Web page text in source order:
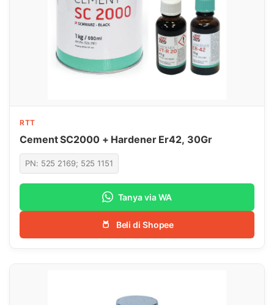
RTT
Cement SC2000 + Hardener Er42, 30Gr
PN: 525 2169; 525 1151
Tanya via WA
Beli di Shopee